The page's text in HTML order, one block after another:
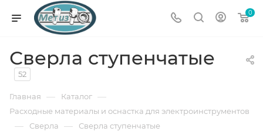
0
Сверла ступенчатые
52
Главная — Каталог —
Расходные материалы и оснастка для электроинструментов
— Сверла — Сверла ступенчатые